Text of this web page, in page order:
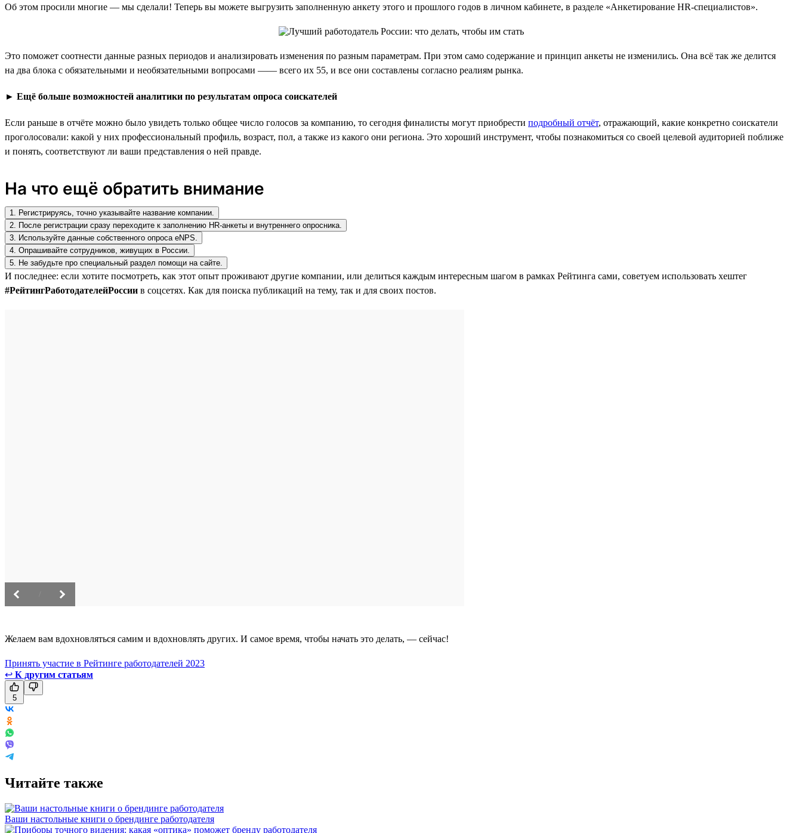
Об этом просили многие — мы сделали! Теперь вы можете выгрузить заполненную анкету этого и прошлого годов в личном кабинете, в разделе «Анкетирование HR-специалистов».
Это поможет соотнести данные разных периодов и анализировать изменения по разным параметрам. При этом само содержание и принцип анкеты не изменились. Она всё так же делится
на два блока с обязательными и необязательными вопросами —— всего их 55, и все они составлены согласно реалиям рынка.
► Ещё больше возможностей аналитики по результатам опроса соискателей
Если раньше в отчёте можно было увидеть только общее число голосов за компанию, то сегодня финалисты могут приобрести подробный отчёт, отражающий, какие конкретно соискатели
проголосовали: какой у них профессиональный профиль, возраст, пол, а также из какого они региона. Это хороший инструмент, чтобы познакомиться со своей целевой аудиторией поближе
и понять, соответствуют ли ваши представления о ней правде.
На что ещё обратить внимание
1. Регистрируясь, точно указывайте название компании.
2. После регистрации сразу переходите к заполнению HR-анкеты и внутреннего опросника.
3. Используйте данные собственного опроса eNPS.
4. Опрашивайте сотрудников, живущих в России.
5. Не забудьте про специальный раздел помощи на сайте.
И последнее: если хотите посмотреть, как этот опыт проживают другие компании, или делиться каждым интересным шагом в рамках Рейтинга сами, советуем использовать хештег
#РейтингРаботодателейРоссии в соцсетях. Как для поиска публикаций на тему, так и для своих постов.
Желаем вам вдохновляться самим и вдохновлять других. И самое время, чтобы начать это делать, — сейчас!
Принять участие в Рейтинге работодателей 2023
↩ К другим статьям
5
Читайте также
Ваши настольные книги о брендинге работодателя